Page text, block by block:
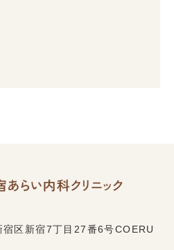
宿区新宿7丁目27番6号COERU